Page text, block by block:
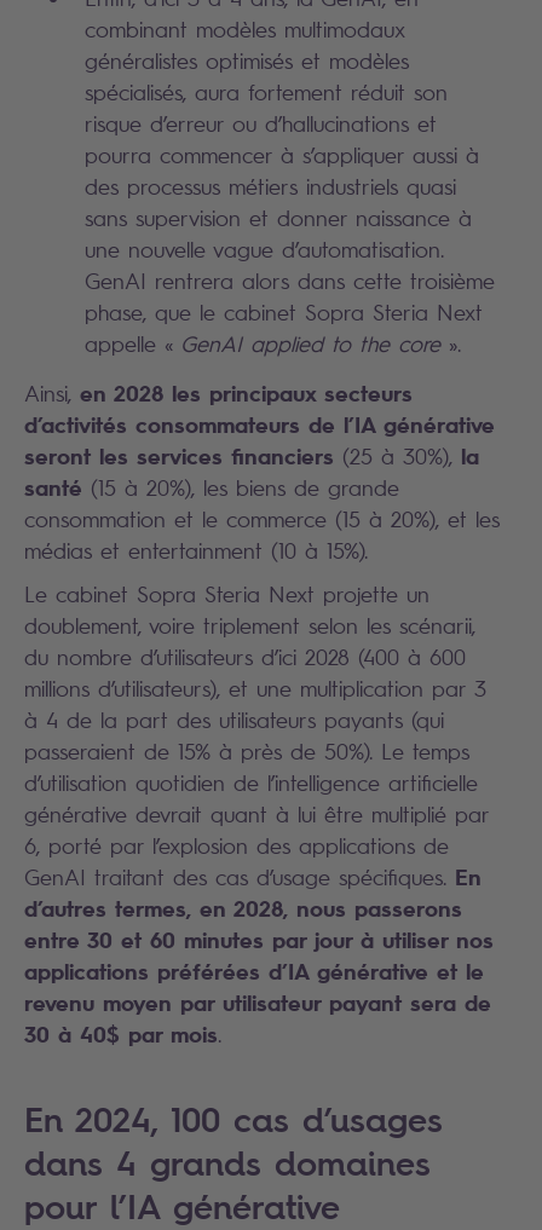
combinant modèles multimodaux
généralistes optimisés et modèles
spécialisés, aura fortement réduit son
risque d’erreur ou d’hallucinations et
pourra commencer à s’appliquer aussi à
des processus métiers industriels quasi
sans supervision et donner naissance à
une nouvelle vague d’automatisation.
GenAI rentrera alors dans cette troisième
phase, que le cabinet Sopra Steria Next
appelle « GenAI applied to the core ».
Ainsi, en 2028 les principaux secteurs
d’activités consommateurs de l’IA générative
seront les services financiers (25 à 30%), la
santé (15 à 20%), les biens de grande
consommation et le commerce (15 à 20%), et les
médias et entertainment (10 à 15%).
Le cabinet Sopra Steria Next projette un
doublement, voire triplement selon les scénarii,
du nombre d’utilisateurs d’ici 2028 (400 à 600
millions d’utilisateurs), et une multiplication par 3
à 4 de la part des utilisateurs payants (qui
passeraient de 15% à près de 50%). Le temps
d’utilisation quotidien de l’intelligence artificielle
générative devrait quant à lui être multiplié par
6, porté par l’explosion des applications de
GenAI traitant des cas d’usage spécifiques. En
d’autres termes, en 2028, nous passerons
entre 30 et 60 minutes par jour à utiliser nos
applications préférées d’IA générative et le
revenu moyen par utilisateur payant sera de
30 à 40$ par mois.
En 2024, 100 cas d’usages
dans 4 grands domaines
pour l’IA générative